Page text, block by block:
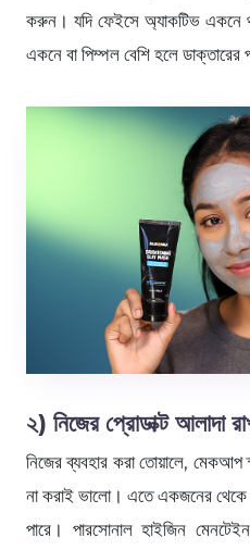
করুন। যদি ফেইসে অ্যাকটিভ একনে
একনে বা পিম্পল বেশি হলে ডাক্তারের
২) নিজের প্রোডাক্ট আলাদা
নিজের ব্যবহার করা তোয়ালে, মেকআপ
না করাই ভালো। এতে একজনের থেকে
পারে। পারসোনাল হাইজিন